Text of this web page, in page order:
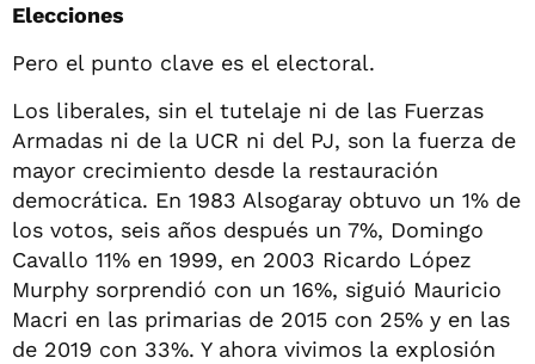
Elecciones
Pero el punto clave es el electoral.
Los liberales, sin el tutelaje ni de las Fuerzas
Armadas ni de la UCR ni del PJ, son la fuerza de
mayor crecimiento desde la restauración
democrática. En 1983 Alsogaray obtuvo un 1% de
los votos, seis años después un 7%, Domingo
Cavallo 11% en 1999, en 2003 Ricardo López
Murphy sorprendió con un 16%, siguió Mauricio
Macri en las primarias de 2015 con 25% y en las
de 2019 con 33%. Y ahora vivimos la explosión